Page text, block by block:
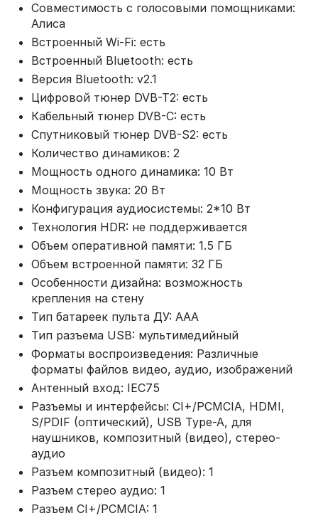
Совместимость с голосовыми помощниками:
Алиса
Встроенный Wi-Fi: есть
Встроенный Bluetooth: есть
Версия Bluetooth: v2.1
Цифровой тюнер DVB-T2: есть
Кабельный тюнер DVB-C: есть
Спутниковый тюнер DVB-S2: есть
Количество динамиков: 2
Мощность одного динамика: 10 Вт
Мощность звука: 20 Вт
Конфигурация аудиосистемы: 2*10 Вт
Технология HDR: не поддерживается
Объем оперативной памяти: 1.5 ГБ
Объем встроенной памяти: 32 ГБ
Особенности дизайна: возможность
крепления на стену
Тип батареек пульта ДУ: ААА
Тип разъема USB: мультимедийный
Форматы воспроизведения: Различные
форматы файлов видео, аудио, изображений
Антенный вход: IEC75
Разъемы и интерфейсы: CI+/PCMCIA, HDMI,
S/PDIF (оптический), USB Type-A, для
наушников, композитный (видео), стерео-
аудио
Разъем композитный (видео): 1
Разъем стерео аудио: 1
Разъем CI+/PCMCIA: 1